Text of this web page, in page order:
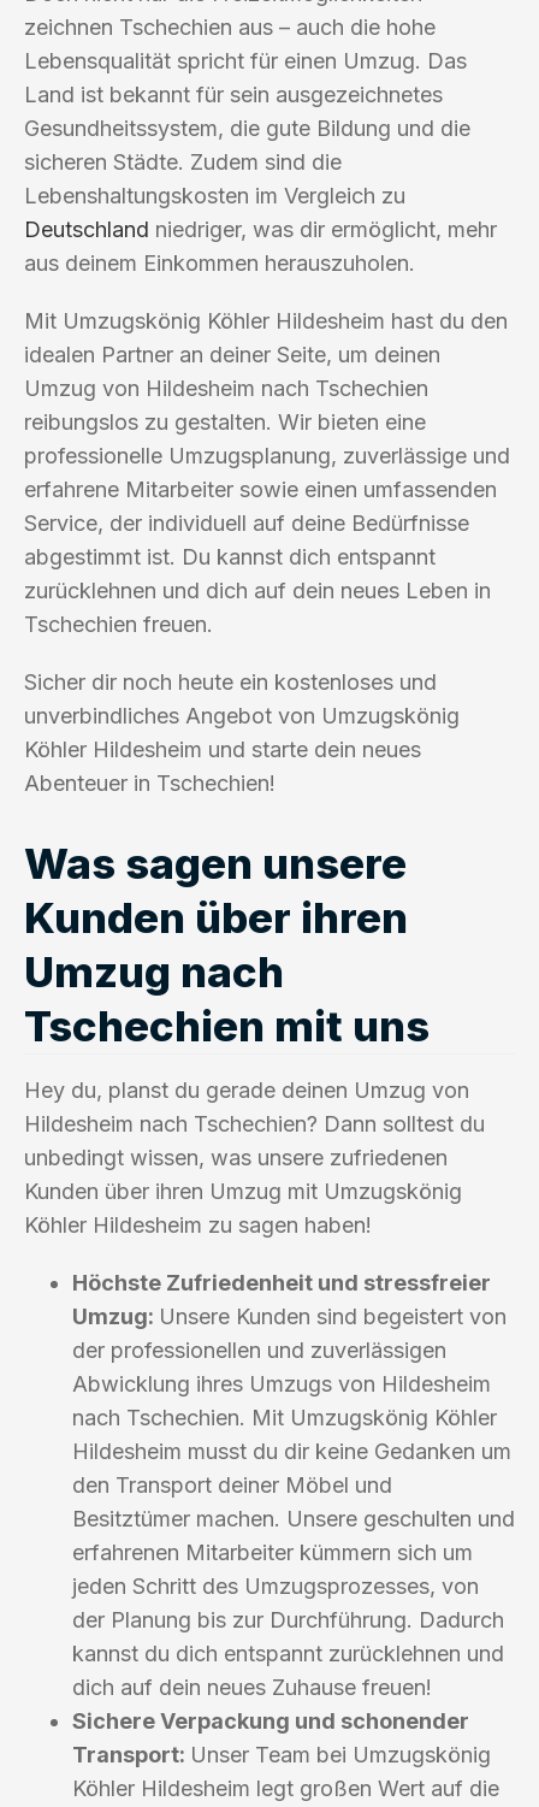
zeichnen Tschechien aus – auch die hohe
Lebensqualität spricht für einen Umzug. Das
Land ist bekannt für sein ausgezeichnetes
Gesundheitssystem, die gute Bildung und die
sicheren Städte. Zudem sind die
Lebenshaltungskosten im Vergleich zu
Deutschland niedriger, was dir ermöglicht, mehr
aus deinem Einkommen herauszuholen.
Mit Umzugskönig Köhler Hildesheim hast du den
idealen Partner an deiner Seite, um deinen
Umzug von Hildesheim nach Tschechien
reibungslos zu gestalten. Wir bieten eine
professionelle Umzugsplanung, zuverlässige und
erfahrene Mitarbeiter sowie einen umfassenden
Service, der individuell auf deine Bedürfnisse
abgestimmt ist. Du kannst dich entspannt
zurücklehnen und dich auf dein neues Leben in
Tschechien freuen.
Sicher dir noch heute ein kostenloses und
unverbindliches Angebot von Umzugskönig
Köhler Hildesheim und starte dein neues
Abenteuer in Tschechien!
Was sagen unsere
Kunden über ihren
Umzug nach
Tschechien mit uns
Hey du, planst du gerade deinen Umzug von
Hildesheim nach Tschechien? Dann solltest du
unbedingt wissen, was unsere zufriedenen
Kunden über ihren Umzug mit Umzugskönig
Köhler Hildesheim zu sagen haben!
Höchste Zufriedenheit und stressfreier
Umzug: Unsere Kunden sind begeistert von
der professionellen und zuverlässigen
Abwicklung ihres Umzugs von Hildesheim
nach Tschechien. Mit Umzugskönig Köhler
Hildesheim musst du dir keine Gedanken um
den Transport deiner Möbel und
Besitztümer machen. Unsere geschulten und
erfahrenen Mitarbeiter kümmern sich um
jeden Schritt des Umzugsprozesses, von
der Planung bis zur Durchführung. Dadurch
kannst du dich entspannt zurücklehnen und
dich auf dein neues Zuhause freuen!
Sichere Verpackung und schonender
Transport: Unser Team bei Umzugskönig
Köhler Hildesheim legt großen Wert auf die